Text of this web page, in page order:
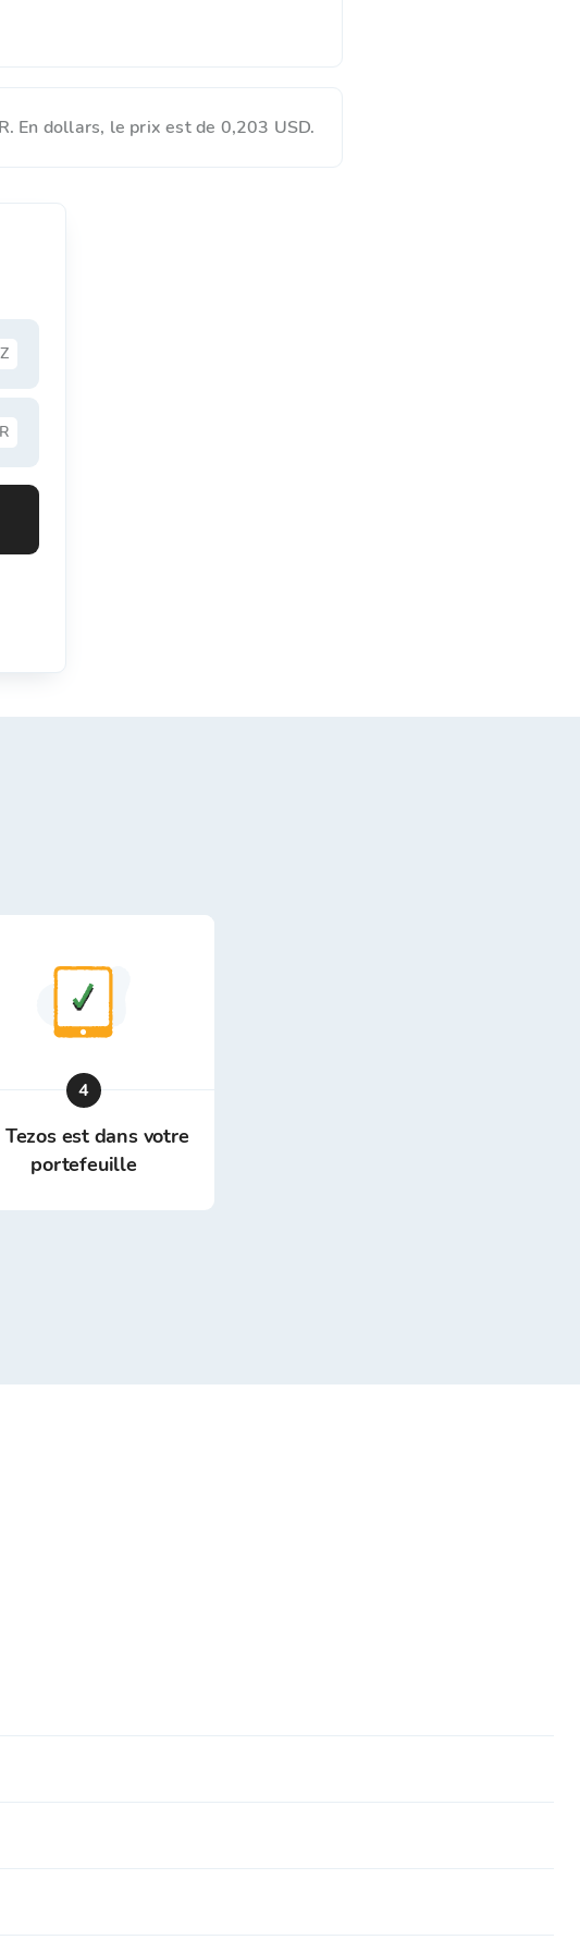
En dollars, le prix est de 0,203 USD.
4
Tezos est dans votre
portefeuille